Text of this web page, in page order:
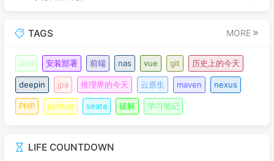
TAGS MORE
java 安装部署 前端 nas vue git 历史上的今天
deepin jpa 推理界的今天 云原生 maven nexus
PHP python seata 破解 学习笔记
LIFE COUNTDOWN